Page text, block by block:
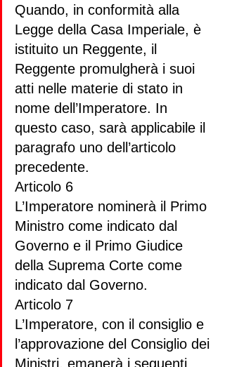
Quando, in conformità alla
Legge della Casa Imperiale, è
istituito un Reggente, il
Reggente promulgherà i suoi
atti nelle materie di stato in
nome dell’Imperatore. In
questo caso, sarà applicabile il
paragrafo uno dell’articolo
precedente.
Articolo 6
L’Imperatore nominerà il Primo
Ministro come indicato dal
Governo e il Primo Giudice
della Suprema Corte come
indicato dal Governo.
Articolo 7
L’Imperatore, con il consiglio e
l’approvazione del Consiglio dei
Ministri, emanerà i seguenti